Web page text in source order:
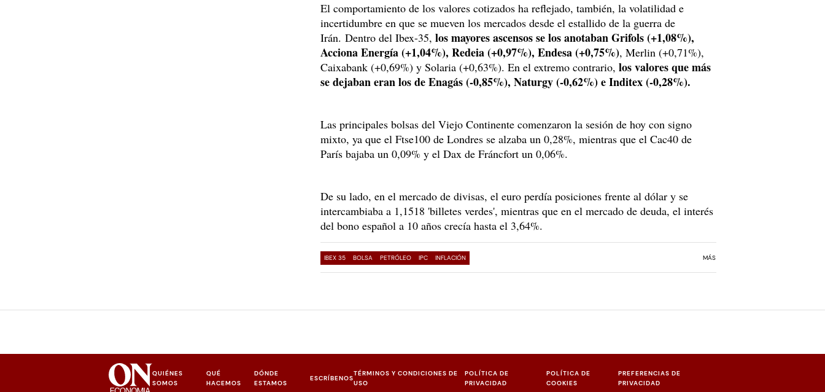
El comportamiento de los valores cotizados ha reflejado, también, la volatilidad e
incertidumbre en que se mueven los mercados desde el estallido de la guerra de
Irán. Dentro del Ibex-35, los mayores ascensos se los anotaban Grifols (+1,08%),
Acciona Energía (+1,04%), Redeia (+0,97%), Endesa (+0,75%), Merlin (+0,71%),
Caixabank (+0,69%) y Solaria (+0,63%). En el extremo contrario, los valores que más
se dejaban eran los de Enagás (-0,85%), Naturgy (-0,62%) e Inditex (-0,28%).
Las principales bolsas del Viejo Continente comenzaron la sesión de hoy con signo
mixto, ya que el Ftse100 de Londres se alzaba un 0,28%, mientras que el Cac40 de
París bajaba un 0,09% y el Dax de Fráncfort un 0,06%.
De su lado, en el mercado de divisas, el euro perdía posiciones frente al dólar y se
intercambiaba a 1,1518 'billetes verdes', mientras que en el mercado de deuda, el interés
del bono español a 10 años crecía hasta el 3,64%.
IBEX 35 BOLSA PETRÓLEO IPC INFLACIÓN MÁS
QUIÉNES
SOMOS
QUÉ
HACEMOS
DÓNDE
ESTAMOS
ESCRÍBENOS
TÉRMINOS Y CONDICIONES DE
USO
POLÍTICA DE
PRIVACIDAD
POLÍTICA DE
COOKIES
PREFERENCIAS DE
PRIVACIDAD